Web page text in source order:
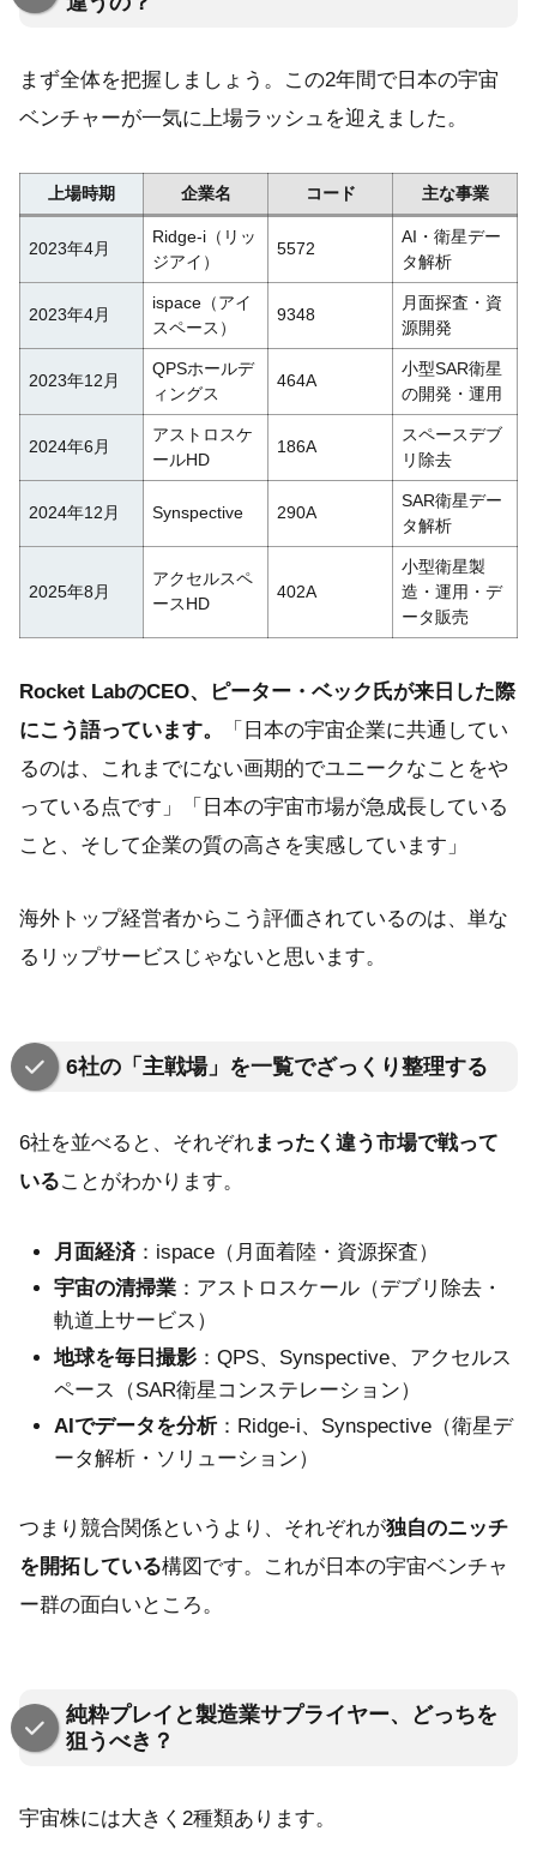
まず全体を把握しましょう。この2年間で日本の宇宙
ベンチャーが一気に上場ラッシュを迎えました。
上場時期 企業名 コード 主な事業
2023年4月
Ridge-i（リッ
ジアイ）
5572
AI・衛星デー
タ解析
2023年4月
ispace（アイ
スペース）
9348
月面探査・資
源開発
2023年12月
QPSホールデ
ィングス
464A
小型SAR衛星
の開発・運用
2024年6月
アストロスケ
ールHD
186A
スペースデブ
リ除去
2024年12月 Synspective 290A
SAR衛星デー
タ解析
2025年8月
アクセルスペ
ースHD
402A
小型衛星製
造・運用・デ
ータ販売
Rocket LabのCEO、ピーター・ベック氏が来日した際
にこう語っています。
「日本の宇宙企業に共通してい
るのは、これまでにない画期的でユニークなことをや
っている点です」「日本の宇宙市場が急成長している
こと、そして企業の質の高さを実感しています」
海外トップ経営者からこう評価されているのは、単な
るリップサービスじゃないと思います。
6社の「主戦場」を一覧でざっくり整理する
6社を並べると、それぞれまったく違う市場で戦って
いることがわかります。
月面経済 ：ispace（月面着陸・資源探査）
宇宙の清掃業 ：アストロスケール（デブリ除去・
軌道上サービス）
地球を毎日撮影 ：QPS、Synspective、アクセルス
ペース（SAR衛星コンステレーション）
AIでデータを分析：Ridge-i、Synspective（衛星デ
ータ解析・ソリューション）
つまり競合関係というより、それぞれが独自のニッチ
を開拓している構図です。これが日本の宇宙ベンチャ
ー群の面白いところ。
純粋プレイと製造業サプライヤー、どっちを
狙うべき？
宇宙株には大きく2種類あります。